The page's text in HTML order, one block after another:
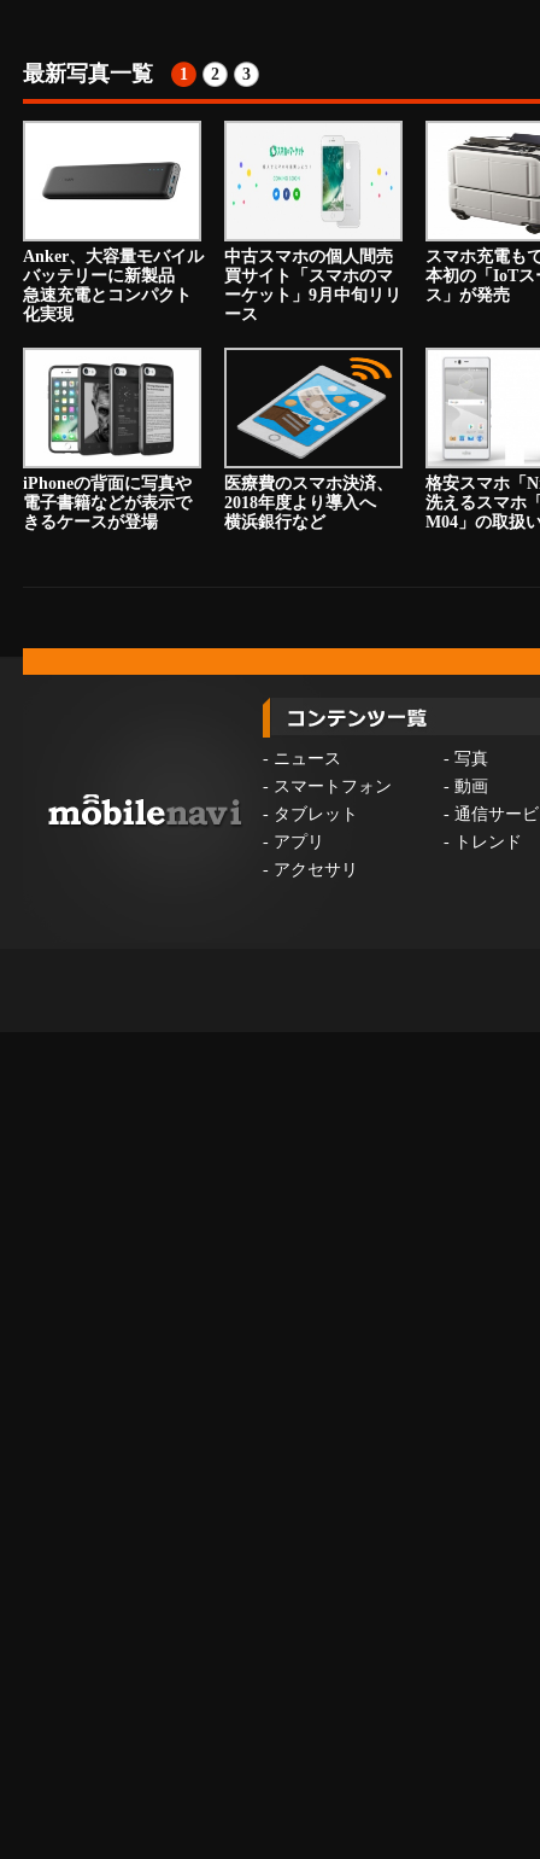
最新写真一覧 1 2 3
Anker、大容量モバイル
バッテリーに新製品
急速充電とコンパクト
化実現
中古スマホの個人間売
買サイト「スマホのマ
ーケット」9月中旬リリ
ース
スマホ充電も
本初の「IoTス
ス」が発売
iPhoneの背面に写真や
電子書籍などが表示で
きるケースが登場
医療費のスマホ決済、
2018年度より導入へ
横浜銀行など
格安スマホ
洗えるスマホ
M04」の取扱
- ニュース - 写真
- スマートフォン - 動画
- タブレット - 通信サー
- アプリ -
トレンド
- アクセサリ